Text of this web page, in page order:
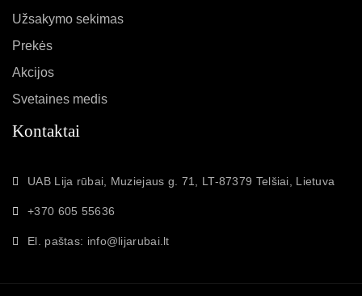
Užsakymo sekimas
Prekės
Akcijos
Svetaines medis
Kontaktai
UAB Lija rūbai, Muziejaus g. 71, LT-87379 Telšiai, Lietuva
+370 605 55636
El. paštas: info@lijarubai.lt